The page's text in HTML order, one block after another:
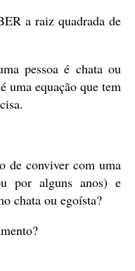
a raiz quadrada de
pessoa é chata ou
uma equação que tem
de conviver com uma
por alguns anos) e
chata ou egoísta?